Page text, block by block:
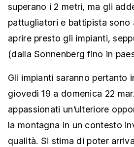
superano i 2 metri, ma gli
pattugliatori e battipista sono
aprire presto gli impianti,
(dalla Sonnenberg fino in
Gli impianti saranno pertanto
giovedì 19 a domenica 22
appassionati un’ulteriore
la montagna in un contesto
qualità. Si stima di poter